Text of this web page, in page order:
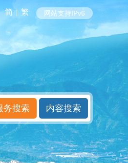
简 | 繁 网站支持IPv6